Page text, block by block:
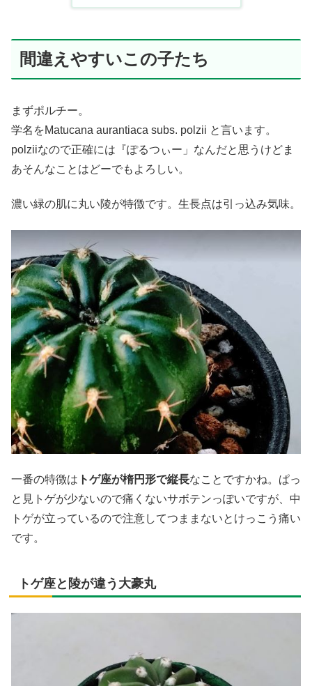
間違えやすいこの子たち
まずポルチー。
学名をMatucana aurantiaca subs. polzii と言います。
polziiなので正確には『ぽるつぃー」なんだと思うけどま
あそんなことはどーでもよろしい。
濃い緑の肌に丸い陵が特徴です。生長点は引っ込み気味。
一番の特徴は トゲ座が楕円形で縦長なことですかね。ぱっ
と見トゲが少ないので痛くないサボテンっぽいですが、中
トゲが立っているので注意してつままないとけっこう痛い
です。
トゲ座と陵が違う大豪丸